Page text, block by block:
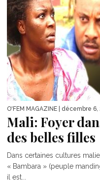
O'FEM MAGAZINE | décembre 6,
Mali: Foyer
des belles filles
Dans certaines cultures
« Bambara » (peuple
il est...